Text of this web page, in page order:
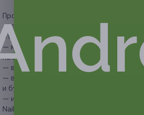
Прочие условия:
— продолжительность процедур
от 30 до 90 минут;
— маникюр аппаратный либо
на выбор клиента;
— в педикюр входит обработка стоп и
— в период праздников запись может
и будет осуществляться
— используются гель-лаки следующих
Nail, Grattor, Luna, Capellis, Formula Profi;